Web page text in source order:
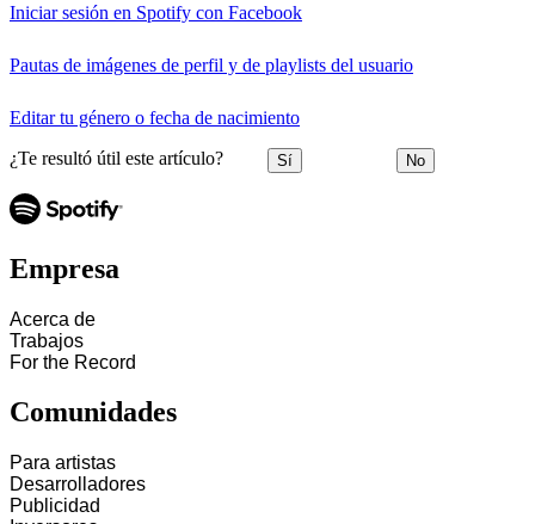
Iniciar sesión en Spotify con Facebook
Pautas de imágenes de perfil y de playlists del usuario
Editar tu género o fecha de nacimiento
¿Te resultó útil este artículo? Sí No
Empresa
Acerca de
Trabajos
For the Record
Comunidades
Para artistas
Desarrolladores
Publicidad